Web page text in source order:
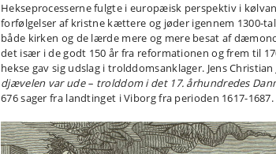
Hekseprocesserne fulgte i europæisk perspektiv i
forfølgelser af kristne kættere og jøder igennem 1300-
både kirken og de lærde mere og mere besat af
det især i de godt 150 år fra reformationen og frem til
hekse gav sig udslag i trolddomsanklager. Jens
djævelen var ude – trolddom i det 17. århundredes
676 sager fra landtinget i Viborg fra perioden 1617-1687.